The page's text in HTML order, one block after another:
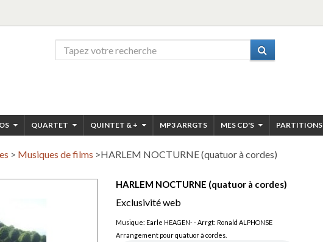
QUARTET QUINTET & + MP3 ARRGTS MES CD'S PARTITIONS
> Musiques de films >HARLEM NOCTURNE (quatuor à cordes)
HARLEM NOCTURNE (quatuor à cordes)
Exclusivité web
Musique: Earle HEAGEN- - Arrgt: Ronald ALPHONSE
Arrangement pour quatuor à cordes.